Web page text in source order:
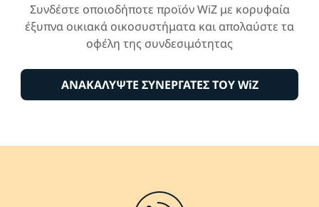
Συνδέστε οποιοδήποτε προϊόν WiZ με κορυφαία
έξυπνα οικιακά οικοσυστήματα και απολαύστε τα
οφέλη της συνδεσιμότητας
ΑΝΑΚΑΛΥΨΤΕ ΣΥΝΕΡΓΑΤΕΣ ΤΟΥ WiZ